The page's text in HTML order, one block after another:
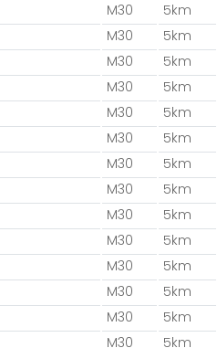
M30 5km
M30 5km
M30 5km
M30 5km
M30 5km
M30 5km
M30 5km
M30 5km
M30 5km
M30 5km
M30 5km
M30 5km
M30 5km
M30 5km